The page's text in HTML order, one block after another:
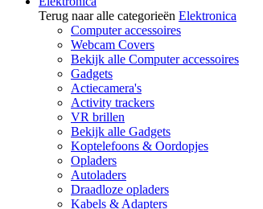
Terug naar alle categorieën Elektronica
Computer accessoires
Webcam Covers
Bekijk alle Computer accessoires
Gadgets
Actiecamera's
Activity trackers
VR brillen
Bekijk alle Gadgets
Koptelefoons & Oordopjes
Opladers
Autoladers
Draadloze opladers
Kabels & Adapters